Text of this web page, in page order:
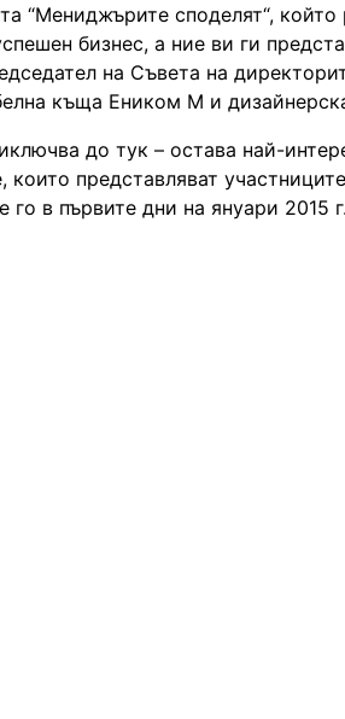
“Мениджърите споделят“,
бизнес, а ние ви ги
на Съвета на
къща Еником М и
до тук – остава най-
които представляват
го в първите дни на януари 2015 г.